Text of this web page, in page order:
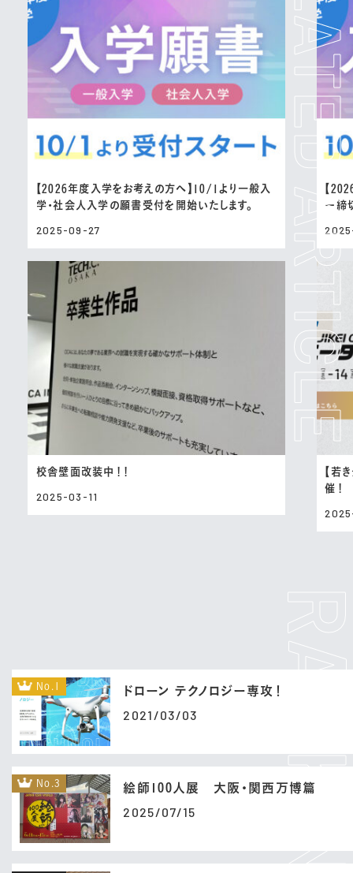
【2026年度入学をお考えの方へ】10/1より一般入
学・社会人入学の願書受付を開始いたします。
2025-09-27
【
ー締
校舎壁面改装中！！
2025-03-11
【若
催！
No.1 ドローン テクノロジー専攻！
2021/03/03
No.3 絵師100人展 大阪・関西万博篇
2025/07/15